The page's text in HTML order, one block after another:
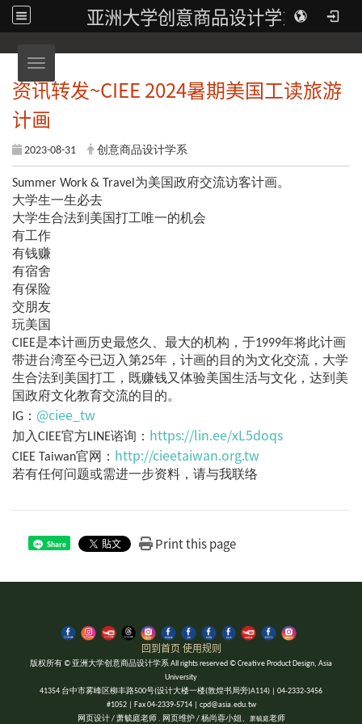
亚洲大学创意商品设计学系
Toggle navigation
资讯转发~CIEE 2024暑期美国工读旅游
计画
2023-08-31 创意商品设计学系
Summer Work & Travel为美国政府交流访客计画。
大学生一生必去
大学生合法到美国打工唯一的机会
有工作
有钱赚
有宿舍
有保险
交朋友
玩美国
CIEE是本计画历史最悠久、最大的机构，于1999年将此计画
带进台湾至今已迈入第25年，计画的目的为文化交流，大学
生合法到美国打工，既赚钱又体验美国生活与文化，达到美
国政府文化教育交流的目的。
IG： @ciee_tw
加入CIEE官方LINE谘询： https://lin.ee/xL5doqs
CIEE Taiwan官网： http://cieetaiwan.org.tw
若有任何问题或需进一步资料，请与我联络
Share Print this page
回到首页 使用规则
版权所有 © 亚洲大学创意商品设计学系 All rights reserved © Creative Product Design, Asia
University
41354 台中市雾峰区柳丰路500号(设计大楼一楼(敦煌书局旁)A114) | 04-2332-3456
#1052 | Fax 04-2339-5714 | cpd@asia.edu.tw
网页设计 / 萧毓庭老师 . 网页维护 / 杨尚蓉小姐、
萧毓庭老师